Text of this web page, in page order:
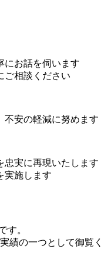
にお話を伺います
ご相談ください
不安の軽減に努めます
忠実に再現いたします
実施します
す。
績の一つとして御覧く